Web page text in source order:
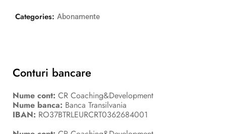
Categories: Abonamente
Conturi bancare
Nume cont: CR Coaching&Development
Nume banca: Banca Transilvania
IBAN: RO37BTRLEURCRT0362684001